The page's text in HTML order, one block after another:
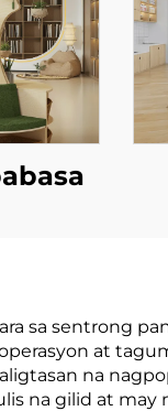
sa sentrong
at
na
na gilid at